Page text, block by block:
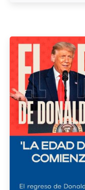
Posted by
admin